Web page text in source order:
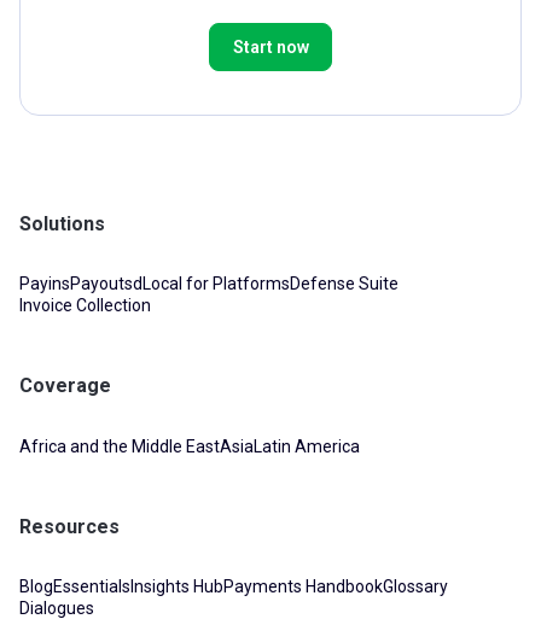
Start now
Solutions
PayinsPayoutsdLocal for PlatformsDefense Suite
Invoice Collection
Coverage
Africa and the Middle EastAsiaLatin America
Resources
BlogEssentials Insights HubPayments HandbookGlossary
Dialogues